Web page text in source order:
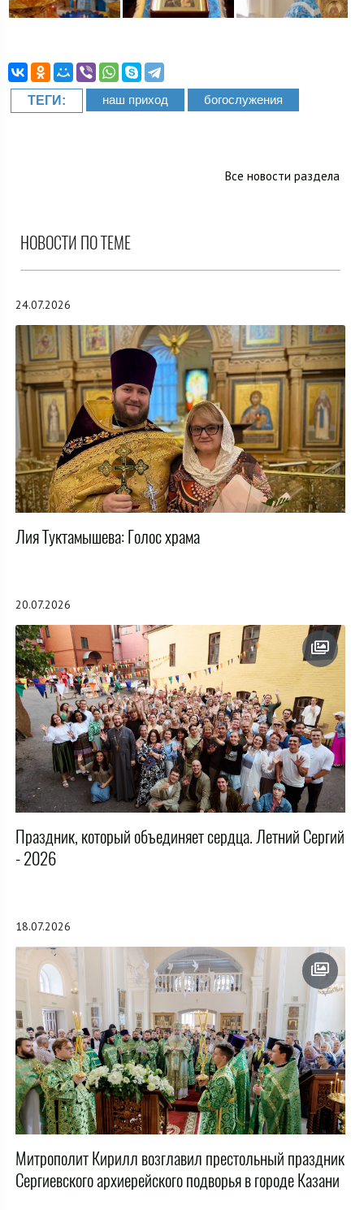
ТЕГИ: наш приход богослужения
Все новости раздела
НОВОСТИ ПО ТЕМЕ
24.07.2026
Лия Туктамышева: Голос храма
20.07.2026
Праздник, который объединяет сердца. Летний Сергий
- 2026
18.07.2026
Митрополит Кирилл возглавил престольный праздник
Сергиевского архиерейского подворья в городе Казани